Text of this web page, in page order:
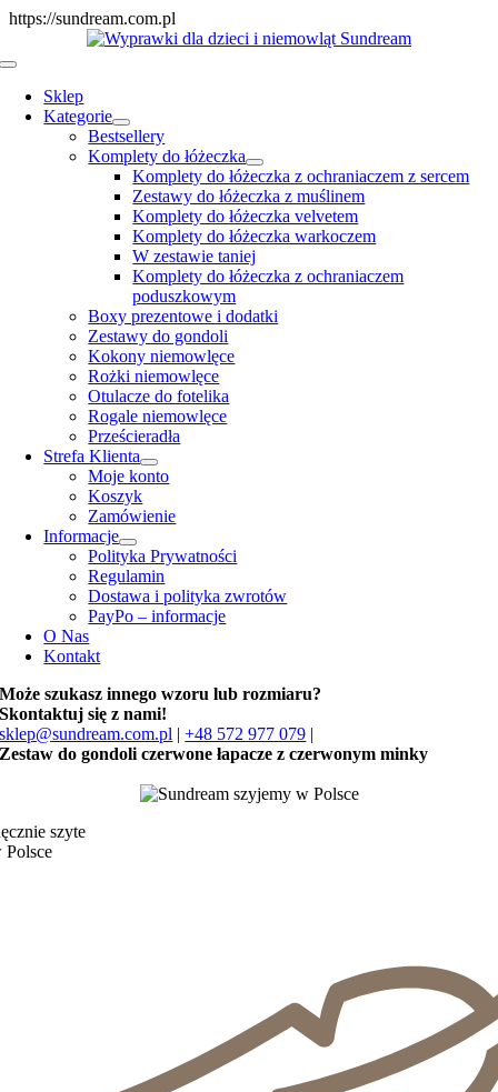
https://sundream.com.pl
to
Toggle
Navigation
Sklep
Kategorie
Bestsellery
Komplety do łóżeczka
Komplety do łóżeczka z ochraniaczem z sercem
Zestawy do łóżeczka z muślinem
Komplety do łóżeczka velvetem
Komplety do łóżeczka warkoczem
W zestawie taniej
Komplety do łóżeczka z ochraniaczem
poduszkowym
Boxy prezentowe i dodatki
Zestawy do gondoli
Kokony niemowlęce
Rożki niemowlęce
Otulacze do fotelika
Rogale niemowlęce
Prześcieradła
Strefa Klienta
Moje konto
Koszyk
Zamówienie
Informacje
Polityka Prywatności
Regulamin
Dostawa i polityka zwrotów
PayPo – informacje
O Nas
Kontakt
Może szukasz innego wzoru lub rozmiaru?
Skontaktuj się z nami!
sklep@sundream.com.pl |+48 572 977 079 |
Zestaw do gondoli czerwone łapacze z czerwonym minky
szyte
Polsce